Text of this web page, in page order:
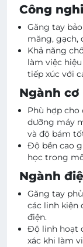
Công
Găng tay
măng, gạch,
Khả năng
làm việc
tiếp xúc với
Ngành
Phù hợp cho
dưỡng máy
và độ bám
Độ bền cao
học trong
Ngành
Găng tay
các linh kiện
điện.
Độ linh hoạt
xác khi làm